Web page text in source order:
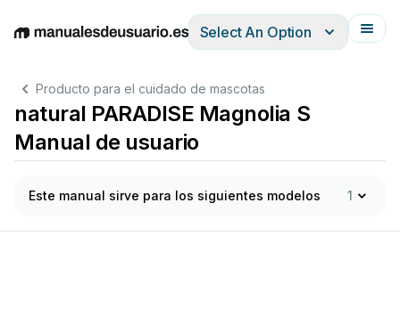
EnglishDeutschEspañolItalianoFrançais
Select An Option
Producto para el cuidado de mascotas
natural PARADISE Magnolia S
Manual de usuario
Este manual sirve para los siguientes modelos 1